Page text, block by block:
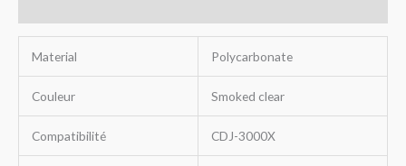
Material Polycarbonate
Couleur Smoked clear
Compatibilité CDJ-3000X